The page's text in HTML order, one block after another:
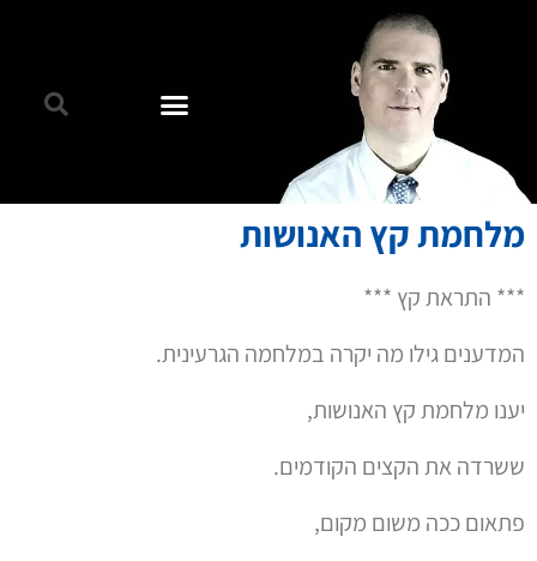
מלחמת קץ האנושות
*** התראת קץ ***
המדענים גילו מה יקרה במלחמה הגרעינית.
יענו מלחמת קץ האנושות,
ששרדה את הקצים הקודמים.
פתאום ככה משום מקום,